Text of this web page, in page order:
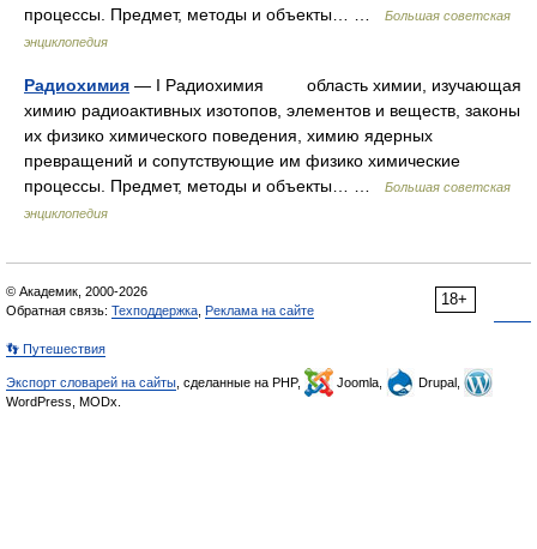
процессы. Предмет, методы и объекты… …
Большая советская
энциклопедия
Радиохимия — I Радиохимия область химии, изучающая
химию радиоактивных изотопов, элементов и веществ, законы
их физико химического поведения, химию ядерных
превращений и сопутствующие им физико химические
процессы. Предмет, методы и объекты… …
Большая советская
энциклопедия
18+
© Академик, 2000-2026
Обратная связь: Техподдержка Реклама на сайте
👣 Путешествия
Экспорт словарей на сайты , сделанные на PHP, Joomla,
Drupal,
WordPress, MODx.